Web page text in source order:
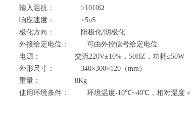
输入阻抗：
>1010Ω
响应速度：
≤5uS
极化方向：
阳极化/ 阴极化
外接给定电位：
可由外控信号给定电位
电源：
交流220V±10% ， 50HZ ，功耗≤50W
外形尺寸：
340×300×120 （mm）
重量：
8Kg
使用环境条件：
环境温度-10℃~40℃，相对湿度＜